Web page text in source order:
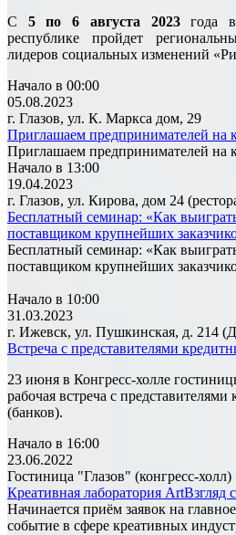
С 5 по 6 августа 2023года в
республике пройдет
лидеров социальных изменений
Начало в 00:00
05.08.2023
г. Глазов, ул. К. Маркса дом, 29
Приглашаем предпринимателей на
Приглашаем предпринимателей на
Начало в 13:00
19.04.2023
г. Глазов, ул. Кирова, дом 24
Бесплатный семинар: «Как
поставщиком крупнейших
Бесплатный семинар: «Как
поставщиком крупнейших
Начало в 10:00
31.03.2023
г. Ижевск, ул. Пушкинская, д. 214
Встреча с представителями
23 июня в Конгресс-холле
рабочая встреча с
(банков).
Начало в 16:00
23.06.2022
Гостиница "Глазов" (конгресс-холл)
Креативная лаборатория ArtВзгляд
Начинается приём заявок на
событие в сфере креативных